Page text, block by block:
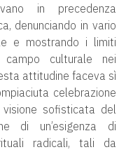
in precedenza
denunciando in vario
e mostrando i limiti
culturale nei
attitudine faceva sì
celebrazione
sofisticata del
di un’esigenza di
radicali, tali da